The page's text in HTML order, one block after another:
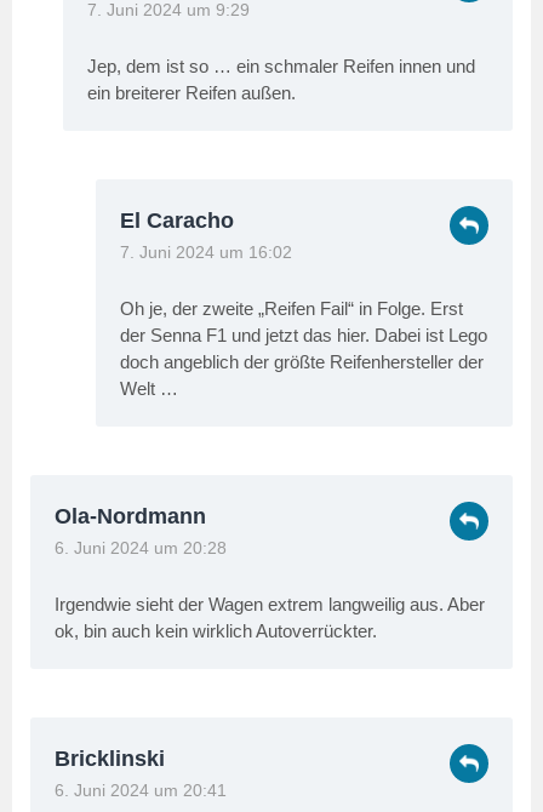
7. Juni 2024 um 9:29
Jep, dem ist so … ein schmaler Reifen innen und
ein breiterer Reifen außen.
El Caracho
7. Juni 2024 um 16:02
Oh je, der zweite „Reifen Fail“ in Folge. Erst
der Senna F1 und jetzt das hier. Dabei ist Lego
doch angeblich der größte Reifenhersteller der
Welt …
Ola-Nordmann
6. Juni 2024 um 20:28
Irgendwie sieht der Wagen extrem langweilig aus. Aber
ok, bin auch kein wirklich Autoverrückter.
Bricklinski
6. Juni 2024 um 20:41